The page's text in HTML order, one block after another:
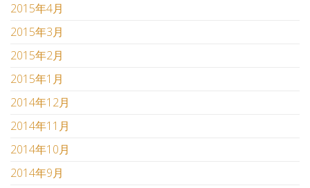
2015年4月
2015年3月
2015年2月
2015年1月
2014年12月
2014年11月
2014年10月
2014年9月